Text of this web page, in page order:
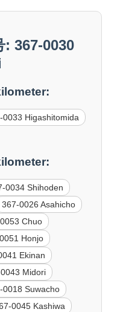
: 367-0030
0033 Higashitomida
0034 Shihoden
367-0026 Asahicho
Chuo
Honjo
Ekinan
Midori
0018 Suwacho
0045 Kashiwa